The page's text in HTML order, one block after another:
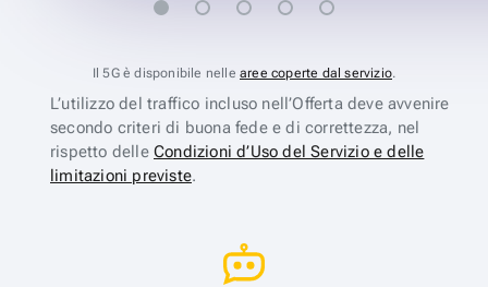
Il 5G è disponibile nelle aree coperte dal servizio.
L’utilizzo del traffico incluso nell’Offerta deve avvenire
secondo criteri di buona fede e di correttezza, nel
rispetto delle Condizioni d’Uso del Servizio e delle
limitazioni previste.